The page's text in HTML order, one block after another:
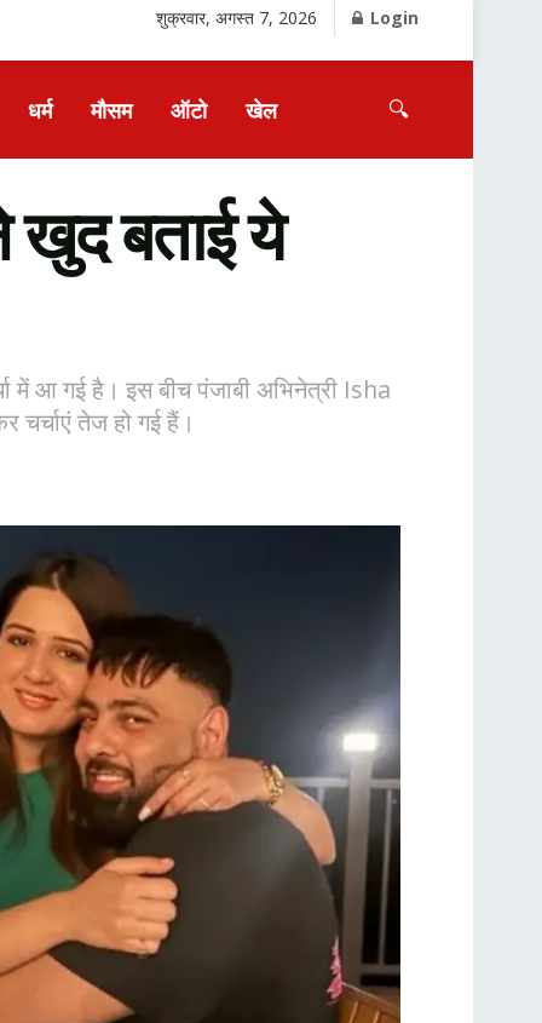
शुक्रवार, अगस्त 7, 2026 Login
धर्म मौसम ऑटो खेल 🔍
खुद बताई ये
में आ गई है। इस बीच पंजाबी अभिनेत्री Isha
चर्चाएं तेज हो गई हैं।